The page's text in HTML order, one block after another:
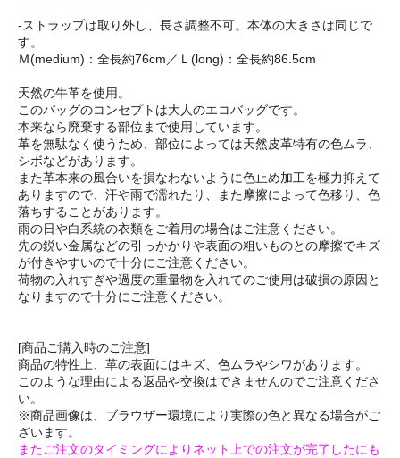
-ストラップは取り外し、長さ調整不可。本体の大きさは同じで
す。
Ｍ(medium)：全長約76cm／Ｌ(long)：全長約86.5cm
天然の牛革を使用。
このバッグのコンセプトは大人のエコバッグです。
本来なら廃棄する部位まで使用しています。
革を無駄なく使うため、部位によっては天然皮革特有の色ムラ、
シボなどがあります。
また革本来の風合いを損なわないように色止め加工を極力抑えて
ありますので、汗や雨で濡れたり、また摩擦によって色移り、色
落ちすることがあります。
雨の日や白系統の衣類をご着用の場合はご注意ください。
先の鋭い金属などの引っかかりや表面の粗いものとの摩擦でキズ
が付きやすいので十分にご注意ください。
荷物の入れすぎや過度の重量物を入れてのご使用は破損の原因と
なりますので十分にご注意ください。
[商品ご購入時のご注意]
商品の特性上、革の表面にはキズ、色ムラやシワがあります。
このような理由による返品や交換はできませんのでご注意くださ
い。
※商品画像は、ブラウザー環境により実際の色と異なる場合がご
ざいます。
またご注文のタイミングによりネット上での注文が完了したにも